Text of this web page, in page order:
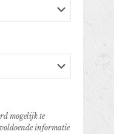
mogelijk te
informatie